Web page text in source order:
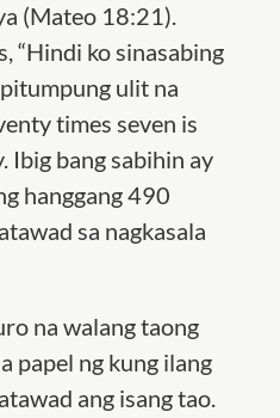
(Mateo 18:21).
“Hindi ko sinasabing
ulit na
times seven is
bang sabihin ay
hanggang 490
sa nagkasala
na walang taong
papel ng kung ilang
ang isang tao.